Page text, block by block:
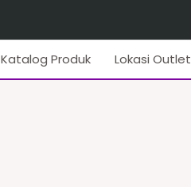
Katalog Produk Lokasi Outlet